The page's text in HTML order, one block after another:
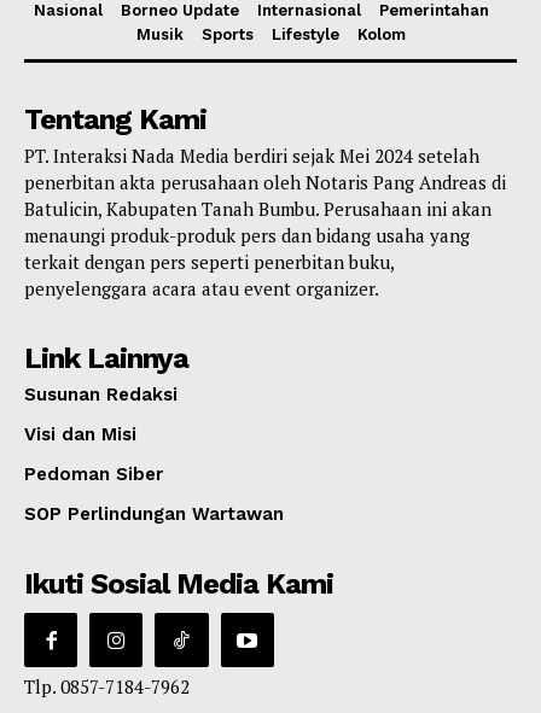
Nasional Borneo Update Internasional
Pemerintahan
Musik
Sports Lifestyle Kolom
Tentang Kami
PT. Interaksi Nada Media berdiri sejak Mei 2024 setelah
penerbitan akta perusahaan oleh Notaris Pang Andreas di
Batulicin, Kabupaten Tanah Bumbu. Perusahaan ini akan
menaungi produk-produk pers dan bidang usaha yang
terkait dengan pers seperti penerbitan buku,
penyelenggara acara atau event organizer.
Link Lainnya
Susunan Redaksi
Visi dan Misi
Pedoman Siber
SOP Perlindungan Wartawan
Ikuti Sosial Media Kami
Tlp. 0857-7184-7962